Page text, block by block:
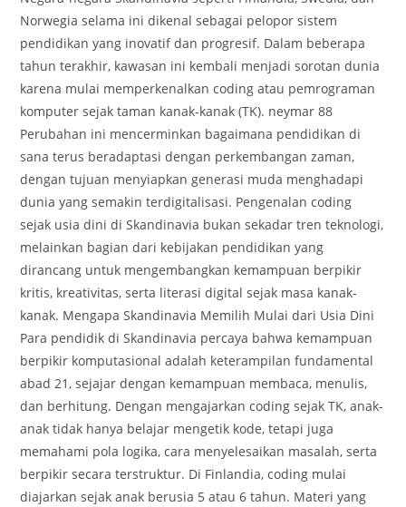
Norwegia selama ini dikenal sebagai pelopor sistem
pendidikan yang inovatif dan progresif. Dalam beberapa
tahun terakhir, kawasan ini kembali menjadi sorotan dunia
karena mulai memperkenalkan coding atau pemrograman
komputer sejak taman kanak-kanak (TK). neymar 88
Perubahan ini mencerminkan bagaimana pendidikan di
sana terus beradaptasi dengan perkembangan zaman,
dengan tujuan menyiapkan generasi muda menghadapi
dunia yang semakin terdigitalisasi. Pengenalan coding
sejak usia dini di Skandinavia bukan sekadar tren teknologi,
melainkan bagian dari kebijakan pendidikan yang
dirancang untuk mengembangkan kemampuan berpikir
kritis, kreativitas, serta literasi digital sejak masa kanak-
kanak. Mengapa Skandinavia Memilih Mulai dari Usia Dini
Para pendidik di Skandinavia percaya bahwa kemampuan
berpikir komputasional adalah keterampilan fundamental
abad 21, sejajar dengan kemampuan membaca, menulis,
dan berhitung. Dengan mengajarkan coding sejak TK, anak-
anak tidak hanya belajar mengetik kode, tetapi juga
memahami pola logika, cara menyelesaikan masalah, serta
berpikir secara terstruktur. Di Finlandia, coding mulai
diajarkan sejak anak berusia 5 atau 6 tahun. Materi yang